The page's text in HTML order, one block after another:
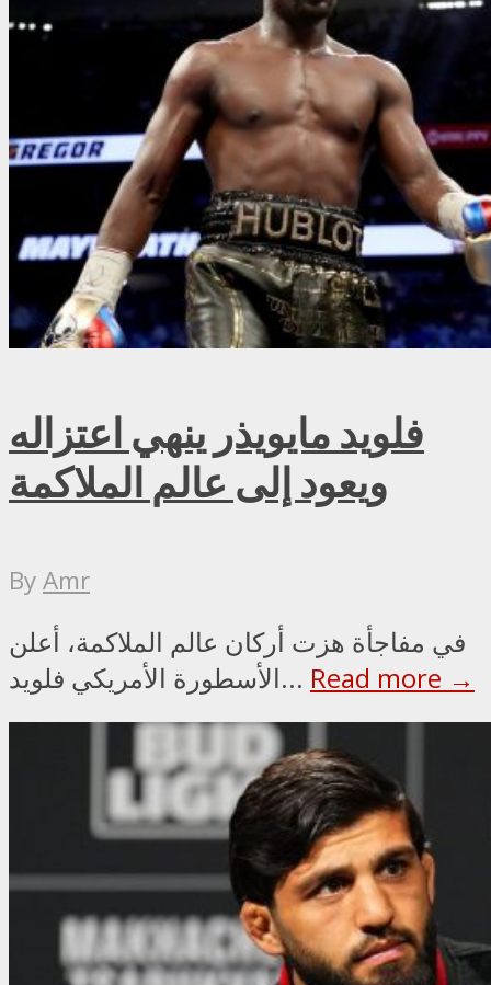
فلويد مايويذر ينهي اعتزاله
ويعود إلى عالم الملاكمة
ByAmr
في مفاجأة هزت أركان عالم الملاكمة، أعلن
الأسطورة الأمريكي فلويد... Read more →